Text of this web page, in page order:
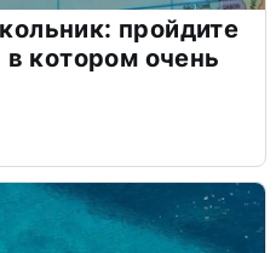
пройдите
в котором очень